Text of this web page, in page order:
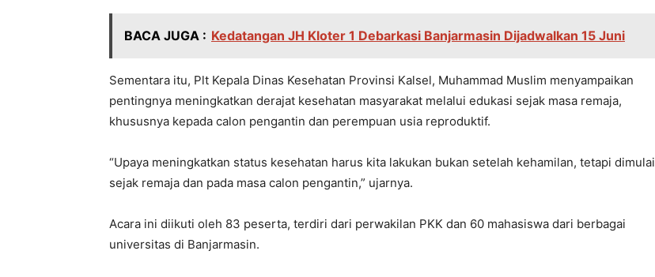
BACA JUGA : Kedatangan JH Kloter 1 Debarkasi Banjarmasin Dijadwalkan 15 Juni
Sementara itu, Plt Kepala Dinas Kesehatan Provinsi Kalsel, Muhammad Muslim menyampaikan
pentingnya meningkatkan derajat kesehatan masyarakat melalui edukasi sejak masa remaja,
khususnya kepada calon pengantin dan perempuan usia reproduktif.
“Upaya meningkatkan status kesehatan harus kita lakukan bukan setelah kehamilan, tetapi dimulai
sejak remaja dan pada masa calon pengantin,” ujarnya.
Acara ini diikuti oleh 83 peserta, terdiri dari perwakilan PKK dan 60 mahasiswa dari berbagai
universitas di Banjarmasin.